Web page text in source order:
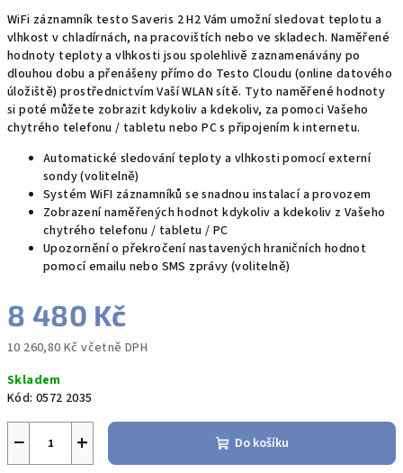
WiFi záznamník testo Saveris 2 H2 Vám umožní sledovat teplotu a
vlhkost v chladírnách, na pracovištích nebo ve skladech. Naměřené
hodnoty teploty a vlhkosti jsou spolehlivě zaznamenávány po
dlouhou dobu a přenášeny přímo do Testo Cloudu (online datového
úložiště) prostřednictvím Vaší WLAN sítě. Tyto naměřené hodnoty
si poté můžete zobrazit kdykoliv a kdekoliv, za pomoci Vašeho
chytrého telefonu / tabletu nebo PC s připojením k internetu.
Automatické sledování teploty a vlhkosti pomocí externí
sondy (volitelně)
Systém WiFI záznamníků se snadnou instalací a provozem
Zobrazení naměřených hodnot kdykoliv a kdekoliv z Vašeho
chytrého telefonu / tabletu / PC
Upozornění o překročení nastavených hraničních hodnot
pomocí emailu nebo SMS zprávy (volitelně)
8 480 Kč
10 260,80 Kč včetně DPH
cena:
Skladem
Kód: 0572 2035
+
− Do košíku